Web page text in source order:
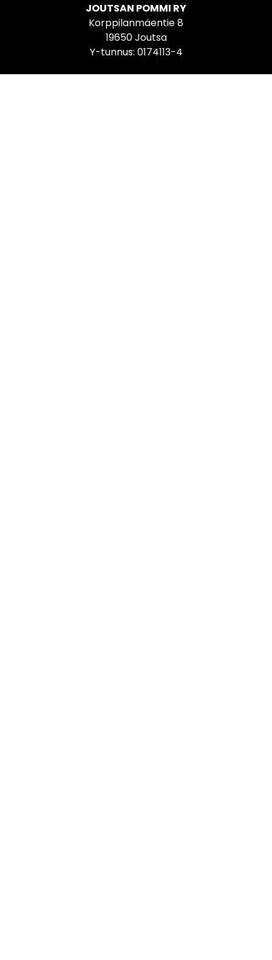
JOUTSAN POMMI RY
Korppilanmäentie 8
19650 Joutsa
Y-tunnus: 0174113-4